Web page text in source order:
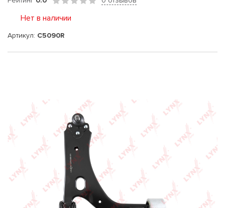
Нет в наличии
Артикул: C5090R